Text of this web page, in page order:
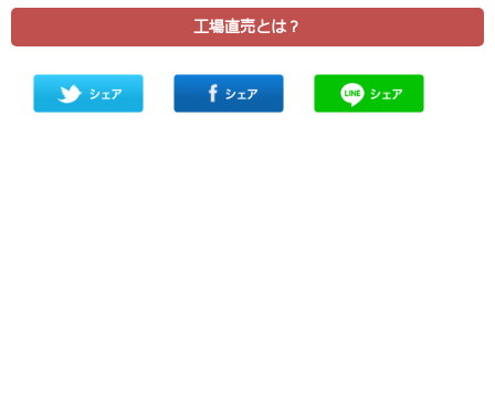
工場直売とは？